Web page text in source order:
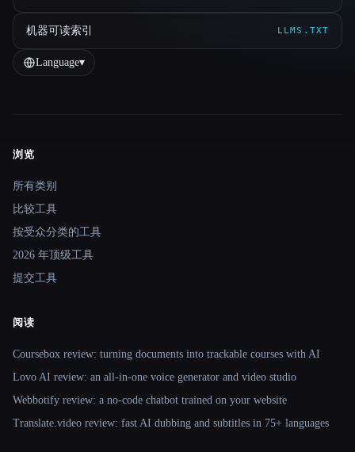
机器可读索引 LLMS.TXT
Language▾
Site navigation
浏览
所有类别
比较工具
按受众分类的工具
2026 年顶级工具
提交工具
阅读
Coursebox review: turning documents into trackable courses with AI
Lovo AI review: an all-in-one voice generator and video studio
Webbotify review: a no-code chatbot trained on your website
Translate.video review: fast AI dubbing and subtitles in 75+ languages